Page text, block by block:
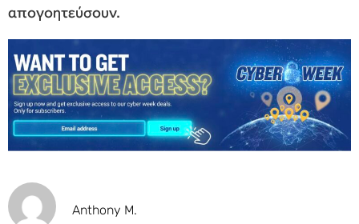
απογοητεύσουν.
Anthony M.